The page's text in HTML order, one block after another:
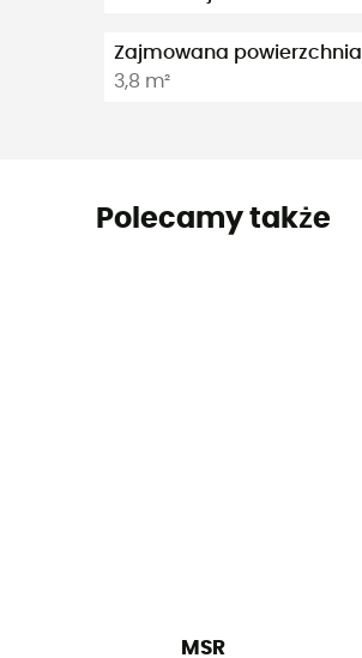
Zajmowana powierzchnia
3,8 m²
Polecamy także
MSR